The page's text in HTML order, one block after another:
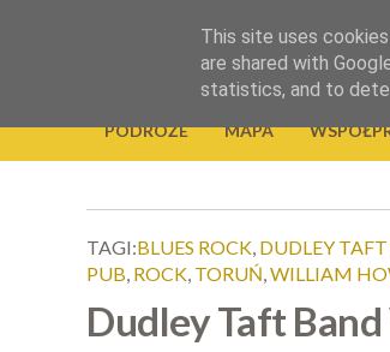
Okiem Obiektywu.
PODRÓŻE MAPA
TAGI:BLUES ROCK, DUDLEY
PUB, ROCK, TORUŃ,WILLIAM
Dudley Taft
This site uses
are shared with
statistics, and to